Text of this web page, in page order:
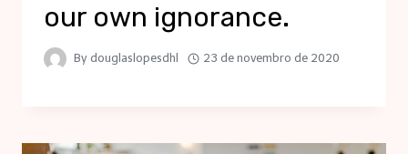
our own ignorance.
By douglaslopesdhl 23 de novembro de 2020